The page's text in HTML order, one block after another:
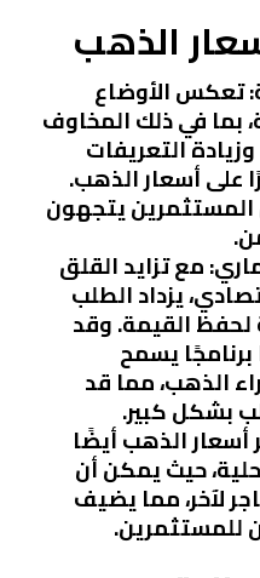
الذهب
: تعكس الأوضاع
بما في ذلك المخاوف
التعريفات
على أسعار الذهب.
يتجهون
: مع تزايد القلق
يزداد الطلب
القيمة. وقد
يسمح
الذهب، مما قد
بشكل كبير.
أسعار الذهب أيضًا
حيث يمكن أن
لآخر، مما يضيف
للمستثمرين.